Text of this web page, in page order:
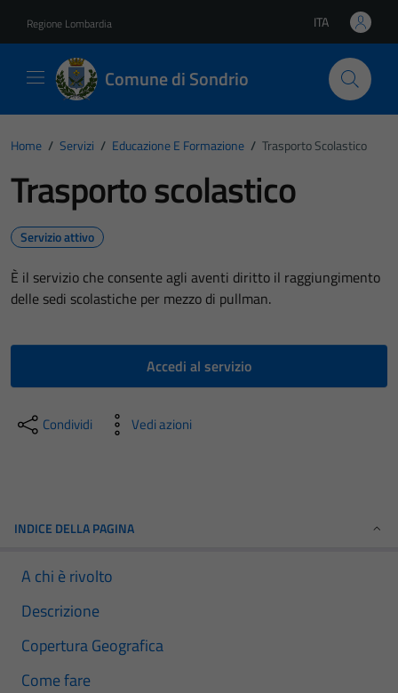
Regione Lombardia Lingua attiva:
ITA
Comune di Sondrio
Home / Servizi / Educazione E Formazione / Trasporto Scolastico
Trasporto scolastico
Servizio attivo
È il servizio che consente agli aventi diritto il raggiungimento
delle sedi scolastiche per mezzo di pullman.
Accedi al servizio
Condividi Vedi azioni
INDICE DELLA PAGINA
A chi è rivolto
Descrizione
Copertura Geografica
Come fare